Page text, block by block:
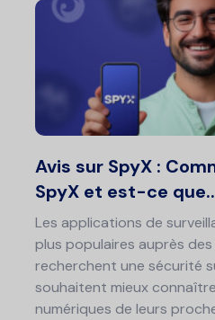
Avis sur SpyX :
SpyX et est-ce
Les applications de
plus populaires auprès
recherchent une sécurité
souhaitent mieux
numériques de leurs